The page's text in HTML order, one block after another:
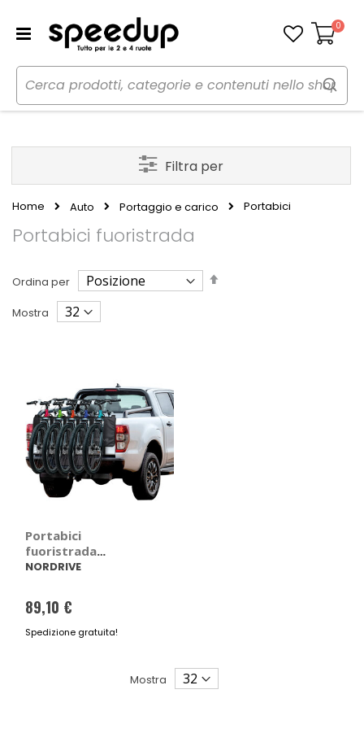
Carrello
0
Home Auto Portaggio e carico Portabici
Portabici fuoristrada
Ordina per
Imposta
Mostra
Portabici
fuoristrada
Tailgate Pad -
NORDRIVE
89,10 €
Spedizione gratuita!
Mostra
Filtra per